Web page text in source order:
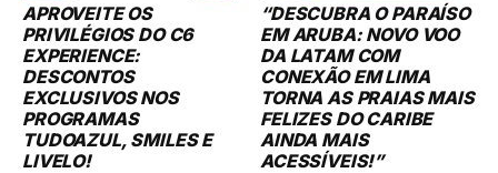
APROVEITE OS
PRIVILÉGIOS DO C6
EXPERIENCE:
DESCONTOS
EXCLUSIVOS NOS
PROGRAMAS
TUDOAZUL, SMILES E
LIVELO!
“DESCUBRA O PARAÍSO
EM ARUBA: NOVO VOO
DA LATAM COM
CONEXÃO EM LIMA
TORNA AS PRAIAS MAIS
FELIZES DO CARIBE
AINDA MAIS
ACESSÍVEIS!”